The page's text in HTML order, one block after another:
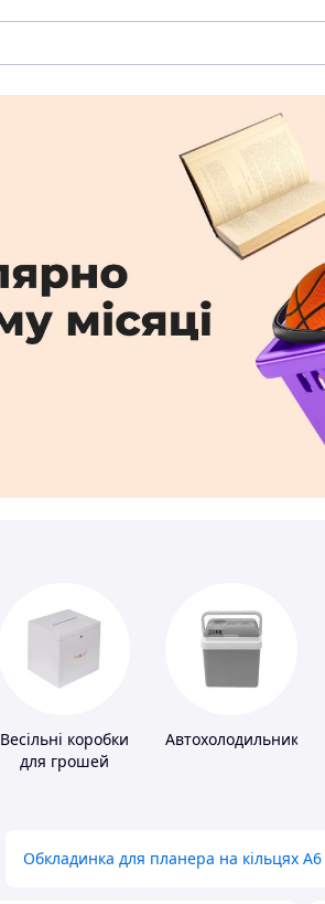
Весільні коробки
для грошей
Автохолодильники
Обкладинка для планера на кільцях А6